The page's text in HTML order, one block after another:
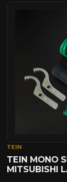
TEIN
TEIN MONO
MITSUBISHI